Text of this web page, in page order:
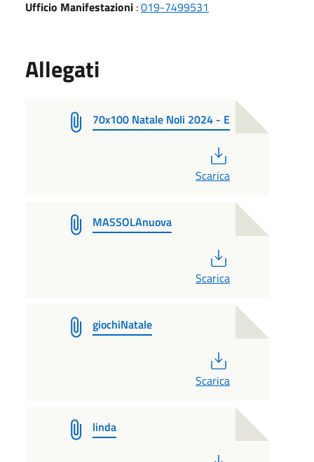
Ufficio Manifestazioni :019-7499531
Allegati
70x100 Natale Noli 2024 - E
Scarica
MASSOLAnuova
Scarica
giochiNatale
Scarica
linda